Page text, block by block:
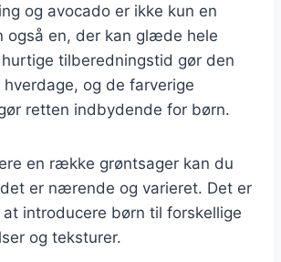
og avocado er ikke kun en
også en, der kan glæde hele
tilberedningstid gør den
og de farverige
retten indbydende for børn.
en række grøntsager kan du
er nærende og varieret. Det er
introducere børn til forskellige
og teksturer.